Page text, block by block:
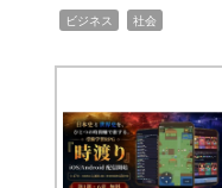
ビジネス 社会